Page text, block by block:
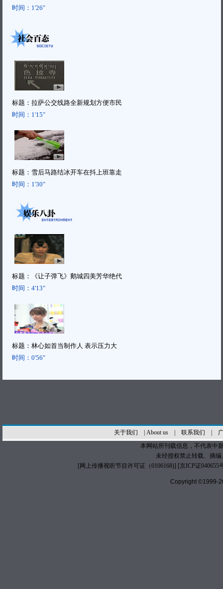
时间： 1'26"
标题： 拉萨公交线路全新规划方便市民
时间： 1'15"
标题： 雪后马路结冰开车在抖上班靠走
时间： 1'30"
标题：
《让子弹飞》鹅城四美芳华绝代
时间： 4'13"
标题： 林心如首当制作人 表示压力大
时间： 0'56"
关于我们 About us| 联系我们
本网站所刊载信息，不代表中
未经授权禁止转载、摘
[网上传播视听节目许可证（0106168)] [京ICP证040655
Copyright ©1999-